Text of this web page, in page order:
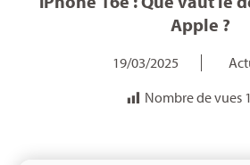
Apple ?
19/03/2025
Nombre de vues